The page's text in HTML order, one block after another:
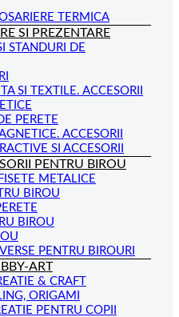
TERMICA
SI PREZENTARE
STANDURI DE
SI TEXTILE. ACCESORII
PERETE
ACCESORII
SI ACCESORII
PENTRU BIROU
METALICE
BIROU
BIROU
PENTRU BIROURI
ART
& CRAFT
ORIGAMI
PENTRU COPII